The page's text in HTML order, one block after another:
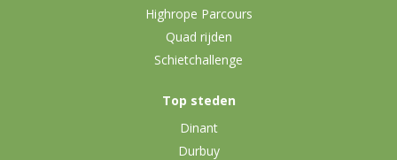
Highrope Parcours
Quad rijden
Schietchallenge
Top steden
Dinant
Durbuy